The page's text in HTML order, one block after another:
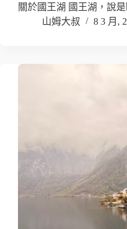
關於國王湖 國王湖，說
山姆大叔
8 3 月,